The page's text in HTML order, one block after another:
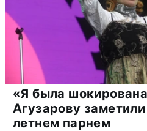
«Я была
Агузарову
летнем парнем